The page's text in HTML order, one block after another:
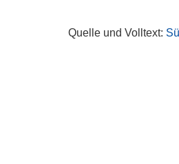
Quelle und Volltext: